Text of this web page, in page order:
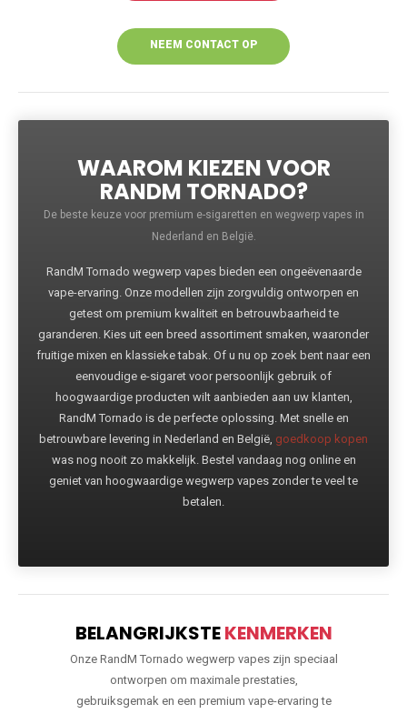
NEEM CONTACT OP
WAAROM KIEZEN VOOR
RANDM TORNADO?
De beste keuze voor premium e-sigaretten en wegwerp vapes in
Nederland en België.
RandM Tornado wegwerp vapes bieden een ongeëvenaarde
vape-ervaring. Onze modellen zijn zorgvuldig ontworpen en
getest om premium kwaliteit en betrouwbaarheid te
garanderen. Kies uit een breed assortiment smaken, waaronder
fruitige mixen en klassieke tabak. Of u nu op zoek bent naar een
eenvoudige e-sigaret voor persoonlijk gebruik of
hoogwaardige producten wilt aanbieden aan uw klanten,
RandM Tornado is de perfecte oplossing. Met snelle en
betrouwbare levering in Nederland en België, goedkoop kopen
was nog nooit zo makkelijk. Bestel vandaag nog online en
geniet van hoogwaardige wegwerp vapes zonder te veel te
betalen.
BELANGRIJKSTEKENMERKEN
Onze RandM Tornado wegwerp vapes zijn speciaal
ontworpen om maximale prestaties,
gebruiksgemak en een premium vape-ervaring te